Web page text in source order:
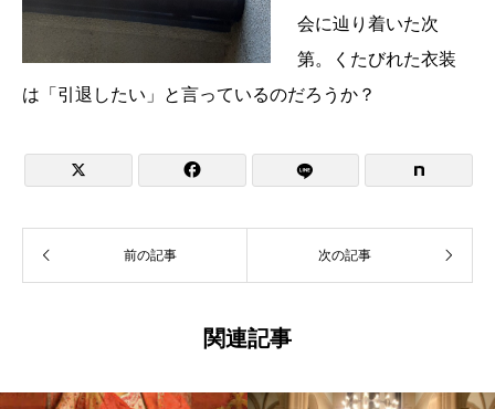
会に辿り着いた次
第。くたびれた衣装
は「引退したい」と言っているのだろうか？
 
前の記事 次の記事
関連記事